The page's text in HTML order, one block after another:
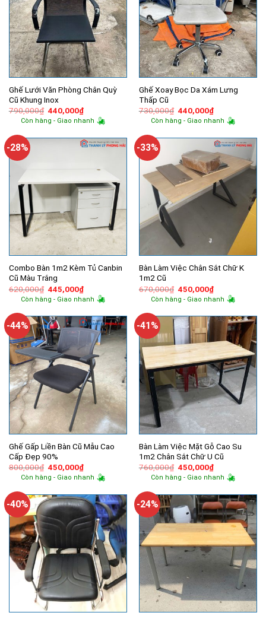
Ghế Lưới Văn Phòng Chân Quỳ
Cũ Khung Inox
790,000₫ Giá
gốc
là:
440,000₫Giá
hiện
tại
440,000₫.
Còn hàng - Giao nhanh
Ghế Xoay Bọc Da Xám Lưng
Thấp Cũ
730,000₫ Giá
gốc
là:
440,000₫Giá
hiện
tại
440,000₫.
Còn hàng - Giao nhanh
-28%
Combo Bàn 1m2 Kèm Tủ Canbin
Cũ Màu Trắng
620,000₫ Giá
gốc
là:
445,000₫Giá
hiện
tại
445,000₫.
Còn hàng - Giao nhanh
-33%
Bàn Làm Việc Chân Sắt Chữ K
1m2 Cũ
670,000₫ Giá
gốc
là:
450,000₫Giá
hiện
tại
450,000₫.
Còn hàng - Giao nhanh
-44%
Ghế Gấp Liền Bàn Cũ Mẫu Cao
Cấp Đẹp 90%
800,000₫ Giá
gốc
là:
450,000₫Giá
hiện
tại
450,000₫.
Còn hàng - Giao nhanh
-41%
Bàn Làm Việc Mặt Gỗ Cao Su
1m2 Chân Sắt Chữ U Cũ
760,000₫ Giá
gốc
là:
450,000₫Giá
hiện
tại
450,000₫.
Còn hàng - Giao nhanh
-40% -24%